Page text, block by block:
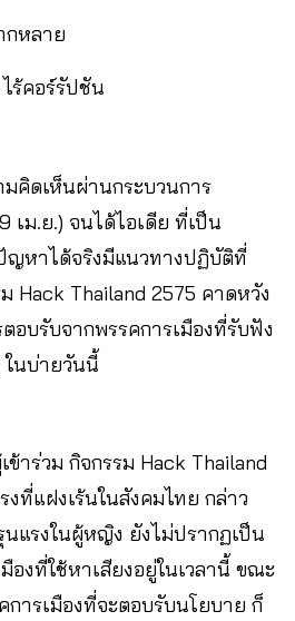
กหลาย
ร้คอร์รัปชัน
คิดเห็นผ่านกระบวนการ
เม.ย.) จนได้ไอเดีย ที่เป็น
หาได้จริงมีแนวทางปฏิบัติที่
Hack Thailand 2575 คาดหวัง
อบรับจากพรรคการเมืองที่รับฟัง
ในบ่ายวันนี้
ข้าร่วม กิจกรรม Hack Thailand
ที่แฝงเร้นในสังคมไทย กล่าว
แรงในผู้หญิง ยังไม่ปรากฏเป็น
องที่ใช้หาเสียงอยู่ในเวลานี้ ขณะ
ารเมืองที่จะตอบรับนโยบาย ก็